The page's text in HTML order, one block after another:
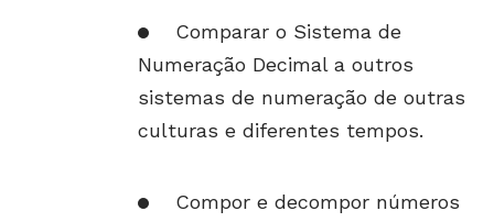
Comparar o Sistema de
Numeração Decimal a outros
sistemas de numeração de outras
culturas e diferentes tempos.
Compor e decompor números